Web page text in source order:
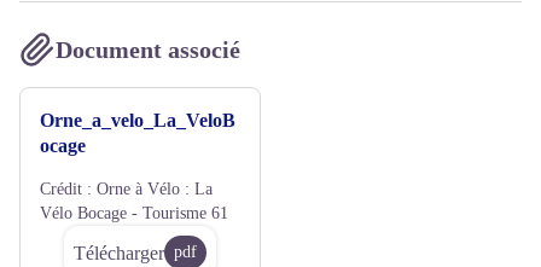
Document associé
Orne_a_velo_La_VeloB
ocage
Crédit : Orne à Vélo : La
Vélo Bocage - Tourisme 61
Télécharger pdf